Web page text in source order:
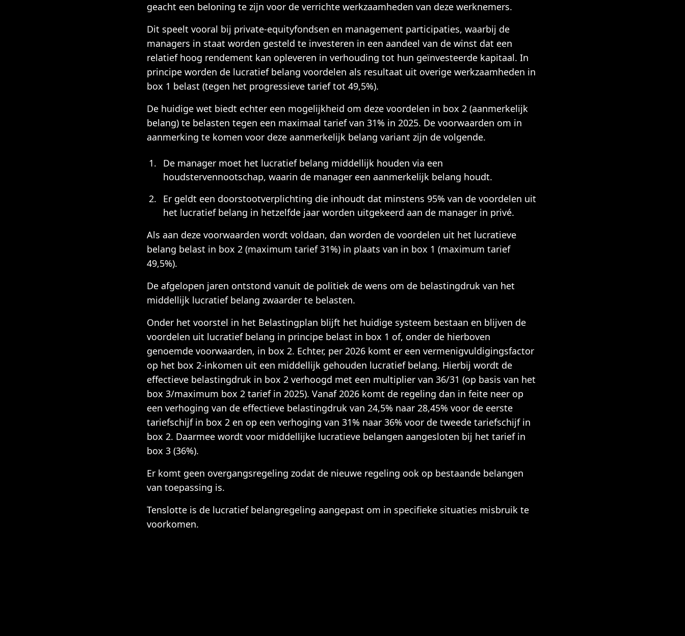
geacht een beloning te zijn voor de verrichte werkzaamheden van deze werknemers.
Dit speelt vooral bij private-equityfondsen en management participaties, waarbij de
managers in staat worden gesteld te investeren in een aandeel van de winst dat een
relatief hoog rendement kan opleveren in verhouding tot hun geïnvesteerde kapitaal. In
principe worden de lucratief belang voordelen als resultaat uit overige werkzaamheden in
box 1 belast (tegen het progressieve tarief tot 49,5%).
De huidige wet biedt echter een mogelijkheid om deze voordelen in box 2 (aanmerkelijk
belang) te belasten tegen een maximaal tarief van 31% in 2025. De voorwaarden om in
aanmerking te komen voor deze aanmerkelijk belang variant zijn de volgende.
De manager moet het lucratief belang middellijk houden via een
houdstervennootschap, waarin de manager een aanmerkelijk belang houdt.
Er geldt een doorstootverplichting die inhoudt dat minstens 95% van de voordelen uit
het lucratief belang in hetzelfde jaar worden uitgekeerd aan de manager in privé.
Als aan deze voorwaarden wordt voldaan, dan worden de voordelen uit het lucratieve
belang belast in box 2 (maximum tarief 31%) in plaats van in box 1 (maximum tarief
49,5%).
De afgelopen jaren ontstond vanuit de politiek de wens om de belastingdruk van het
middellijk lucratief belang zwaarder te belasten.
Onder het voorstel in het Belastingplan blijft het huidige systeem bestaan en blijven de
voordelen uit lucratief belang in principe belast in box 1 of, onder de hierboven
genoemde voorwaarden, in box 2. Echter, per 2026 komt er een vermenigvuldigingsfactor
op het box 2-inkomen uit een middellijk gehouden lucratief belang. Hierbij wordt de
effectieve belastingdruk in box 2 verhoogd met een multiplier van 36/31 (op basis van het
box 3/maximum box 2 tarief in 2025). Vanaf 2026 komt de regeling dan in feite neer op
een verhoging van de effectieve belastingdruk van 24,5% naar 28,45% voor de eerste
tariefschijf in box 2 en op een verhoging van 31% naar 36% voor de tweede tariefschijf in
box 2. Daarmee wordt voor middellijke lucratieve belangen aangesloten bij het tarief in
box 3 (36%).
Er komt geen overgangsregeling zodat de nieuwe regeling ook op bestaande belangen
van toepassing is.
Tenslotte is de lucratief belangregeling aangepast om in specifieke situaties misbruik te
voorkomen.